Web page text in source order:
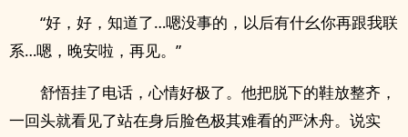
“好，好，知道了…嗯没事的，以后有什幺你再跟我联
系…嗯，晚安啦，再见。”
舒悟挂了电话，心情好极了。他把脱下的鞋放整齐，
一回头就看见了站在身后脸色极其难看的严沐舟。说实